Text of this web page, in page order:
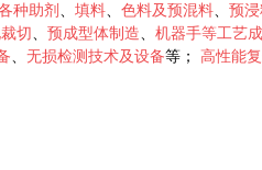
种助剂 填料 色料及预混料 预
切 预成型体制造 机器手等工艺
无损检测技术及设备等； 高性能